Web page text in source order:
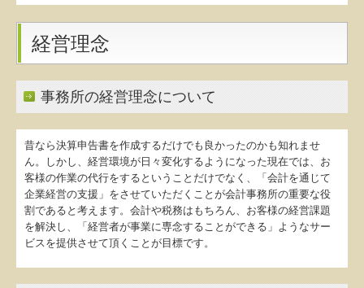
お問合せ
補助金・助成金・融資情報
経営者お役立ち情報
社長メニューASP版
TKCシステムQ&A
経営理念
事務所の経営理念について
昔なら決算申告書を作成するだけでも良かったのかも知れませ
ん。しかし、経営環境が日々変化するようになった現在では、お
客様の作業の代行をするということだけでなく、「会計を通じて
企業経営の支援」をさせていただくことが会計事務所の重要な役
割であると考えます。会計や税務はもちろん、お客様の経営課題
を解決し、「経営者が事業に専念することができる」ようなサー
ビスを提供させて頂くことが目標です。